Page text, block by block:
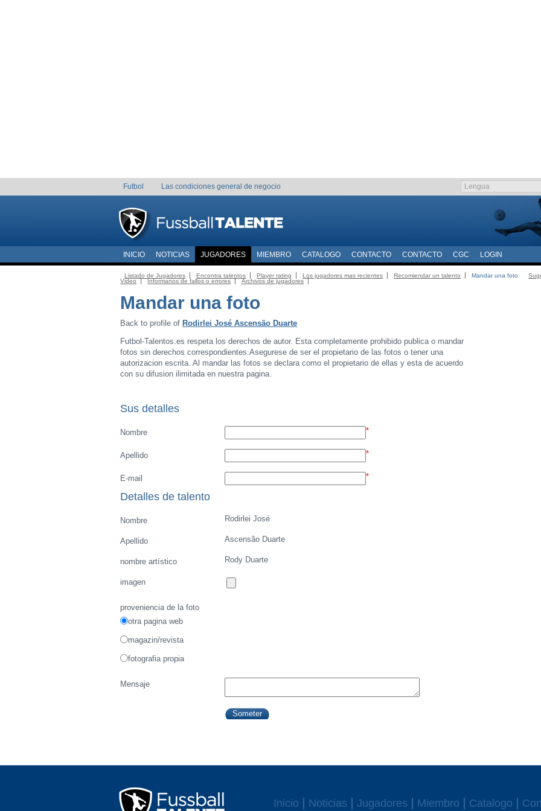
Futbol Las condiciones general de negocio
INICIO NOTICIAS JUGADORES MIEMBRO CATALOGO CONTACTO CONTACTO CGC LOGIN
Listado de Jugadores Encontra talentos Player rating Los jugadores mas recientes Recomiendar un talento Mandar una foto
Video
Informanos de fallos o errores Archivos de jugadores
Mandar una foto
Back to profile of Rodirlei José Ascensão Duarte
Futbol-Talentos.es respeta los derechos de autor. Esta completamente prohibido publica o mandar
fotos sin derechos correspondientes.Asegurese de ser el propietario de las fotos o tener una
autorizacion escrita. Al mandar las fotos se declara como el propietario de ellas y esta de acuerdo
con su difusion ilimitada en nuestra pagina.
Sus detalles
Nombre *
Apellido *
E-mail *
Detalles de talento
Nombre Rodirlei José
Apellido Ascensão Duarte
nombre artístico Rody Duarte
imagen
proveniencia de la foto
otra pagina web
magazin/revista
fotografia propia
Mensaje
Inicio Noticias Jugadores Miembro Catalogo